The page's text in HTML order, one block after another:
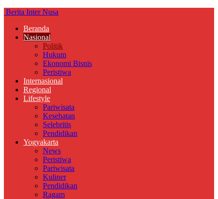
Berita Inter Nusa
Beranda
Nasional
Politik
Hukum
Ekonomi Bisnis
Peristiwa
Internasional
Regional
Lifestyle
Pariwisata
Kesehatan
Selebritis
Pendidikan
Yogyakarta
News
Peristiwa
Pariwisata
Kuliner
Pendidikan
Ragam